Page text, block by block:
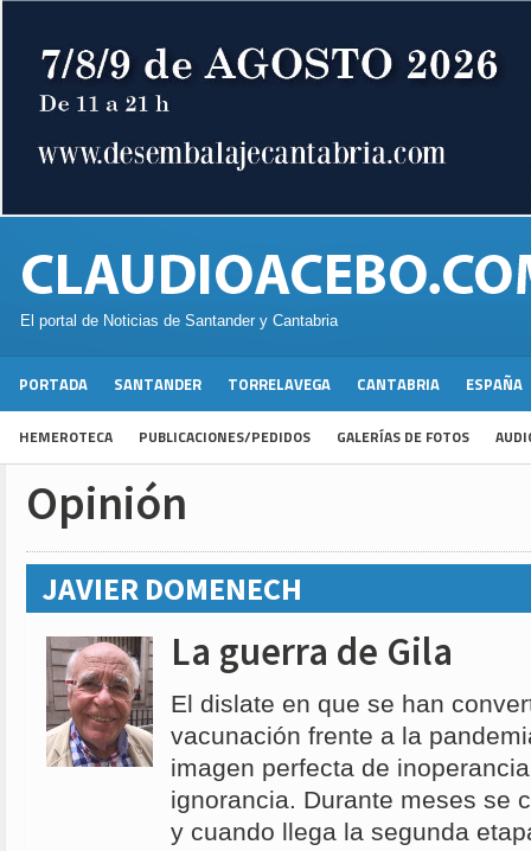
El portal de Noticias de Santander y Cantabria
PORTADA SANTANDER TORRELAVEGA CANTABRIA ESPAÑA
HEMEROTECA PUBLICACIONES/PEDIDOS GALERÍAS DE FOTOS
Opinión
JAVIER DOMENECH
La guerra de Gila
El dislate en que se han
vacunación frente a la
imagen perfecta de
ignorancia. Durante meses se
y cuando llega la segunda